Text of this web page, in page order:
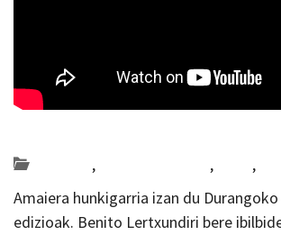
, , ,
Amaiera hunkigarria izan du
edizioak. Benito Lertxundiri bere